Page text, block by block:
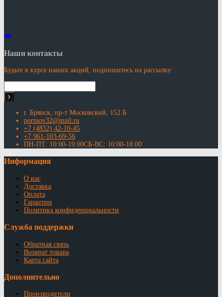
Наши контакты
Будьте в курсе наших акций, подпишитесь на рассылку:
г. Брянск, пр-т Московский, 152 Б
portnov32@mail.ru
+7 (4832) 42-10-45
+7 961-103-69-56
ПН-ПТ: 10:00-19:00СБ-ВС: 10:00-18:00
Информация
О нас
Доставка
Оплата
Гарантии
Политика конфиденциальности
Служба поддержки
Обратная связь
Возврат товара
Карта сайта
Дополнительно
Производители